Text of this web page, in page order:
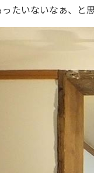
たいないなぁ、と